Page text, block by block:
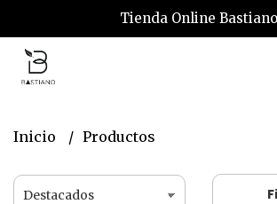
Tienda Online Bastiano
Inicio Productos